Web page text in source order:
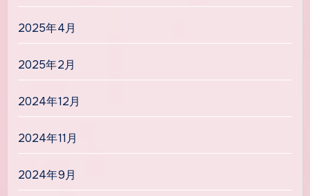
2025年4月
2025年2月
2024年12月
2024年11月
2024年9月